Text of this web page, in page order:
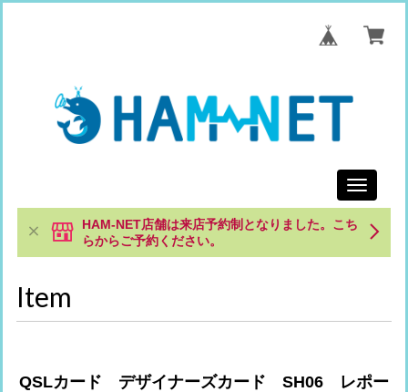
Toggle
HAM-NET店舗は来店予約制となりました。こち
らからご予約ください。
Item
QSLカード デザイナーズカード SH06 レポー